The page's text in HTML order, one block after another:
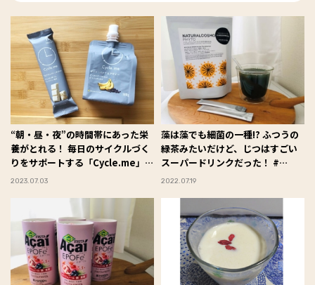
“朝・昼・夜”の時間帯にあった栄
養がとれる！ 毎日のサイクルづく
りをサポートする「Cycle.me」の
商品をお試し #Omezaトーク
2023.07.03
藻は藻でも細菌の一種!? ふつうの
緑茶みたいだけど、じつはすごい
スーパードリンクだった！ #
Omezaトーク
2022.07.19